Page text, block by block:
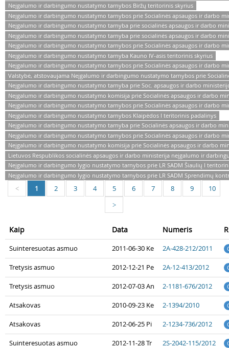
Neįgalumo ir darbingumo nustatymo tarnybos Biržų teritorinis skyrius
Neįgalumo ir darbingumo nustatymo tarnybos prie Socialinės apsaugos ir darbo
Neįgalumo ir darbingumo nustatymo tarnyba prie socialinės apsaugos ir darbo
Neįgalumo ir darbingumo nustatymo tarnyba prie socialinės apsaugos ir darbo
Neįgalumo ir darbingumo nustatymo tarnybos prie Socialinės apsaugos ir darbo
Neįgalumo ir darbingumo nustatymo tarnyba Kauno IV-asis teritorinis skyrius
Neįgalumo ir darbingumo nustatymo tarnybos prie Socialinės apsaugos ir darbo
Valstybė, atstovaujama Neįgalumo ir darbingumo nustatymo tarnybos prie
Neįgalumo ir darbingumo nustatymo tarnyba prie Soc. apsaugos ir darbo
Neįgalumo ir darbingumo nustatymo komisija prie Socialinės apsaugos ir darbo
Neįgalumo ir darbingumo nustatymo tarnybos prie Socialinės apsaugos ir darbo
Neįgalumo ir darbingumo nustatymo tarnybos Klaipėdos I teritorinis padalinys
Neįgalumo ir darbingumo nustatymo tarnyba prie Socialinės apsaugos ir darbo
Neįgalumo ir darbingumo nustatymo tarnybos prie Socialinės apsaugos ir darbo
Neįgalumo ir darbingumo nustatymo komisija prie Socialinės apsaugos ir darbo
Lietuvos Respublikos socialinės apsaugos ir darbo ministerija neįgalumo ir
Neįgalumo ir darbingumo lygio nustatymo tarnybos prie LR SADM Šiaulių I
Neįgalumo ir darbingumo lygio nustatymo tarnybos prie LR SADM Sprendimų
< 1 2 3 4 5 6 7 8 9 10
>
Kaip Data Numeris
Suinteresuotas asmuo 2011-06-30 Ke 2A-428-212/2011
Tretysis asmuo 2012-12-21 Pe 2A-12-413/2012
Tretysis asmuo 2012-07-03 An 2-1181-676/2012
Atsakovas 2010-09-23 Ke 2-1394/2010
Atsakovas 2012-06-25 Pi 2-1234-736/2012
Suinteresuotas asmuo 2012-11-28 Tr 2S-2042-115/2012